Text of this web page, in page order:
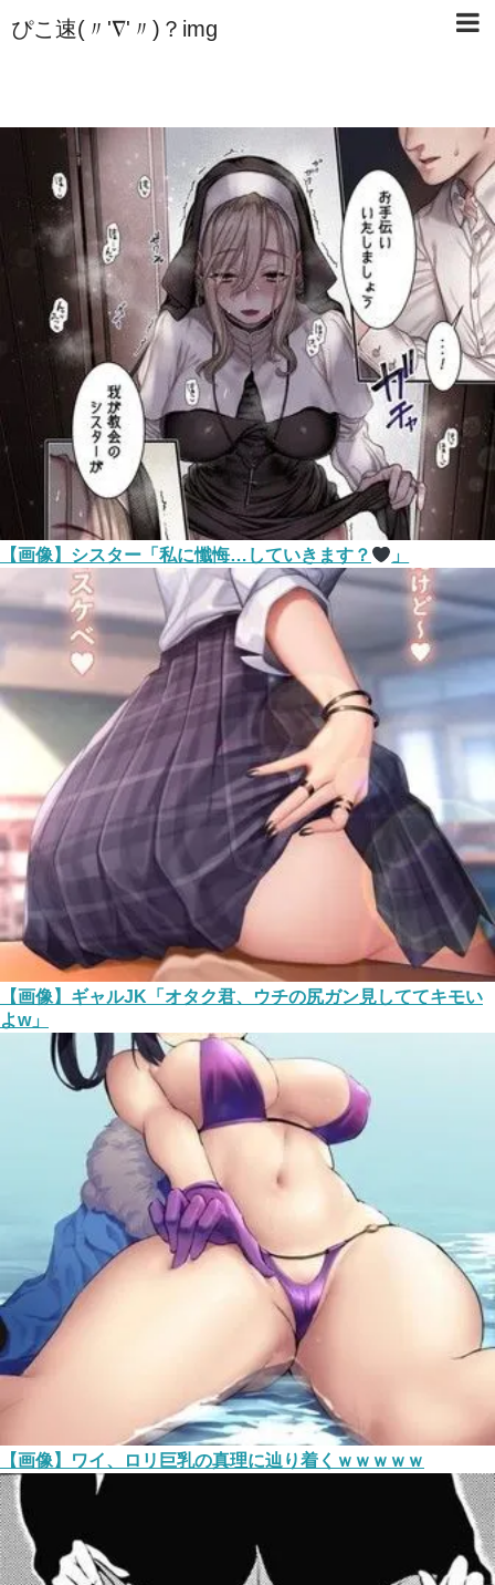
ぴこ速(〃'∇'〃)？img
【画像】シスター「私に懺悔…していきます？ 」
【画像】ギャルJK「オタク君、ウチの尻ガン見しててキモい
よw」
【画像】ワイ、ロリ巨乳の真理に辿り着くｗｗｗｗｗ